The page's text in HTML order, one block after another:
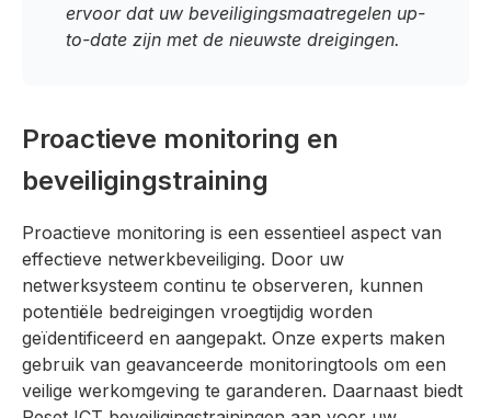
ervoor dat uw beveiligingsmaatregelen up-
to-date zijn met de nieuwste dreigingen.
Proactieve monitoring en
beveiligingstraining
Proactieve monitoring is een essentieel aspect van
effectieve netwerkbeveiliging. Door uw
netwerksysteem continu te observeren, kunnen
potentiële bedreigingen vroegtijdig worden
geïdentificeerd en aangepakt. Onze experts maken
gebruik van geavanceerde monitoringtools om een
veilige werkomgeving te garanderen. Daarnaast biedt